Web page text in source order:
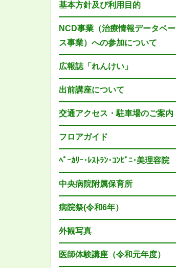
基本方針及び利用目的
NCD事業（治療情報データベー
ス事業）への参加について
広報誌「れんけい」
出前講座について
交通アクセス・駐車場のご案内
フロアガイド
ﾍﾞｰｶﾘｰ･ﾚｽﾄﾗﾝ･ｺﾝﾋﾞﾆ･美理容院
中央病院附属保育所
病院祭(令和6年）
外観写真
医師体験講座（令和元年度）